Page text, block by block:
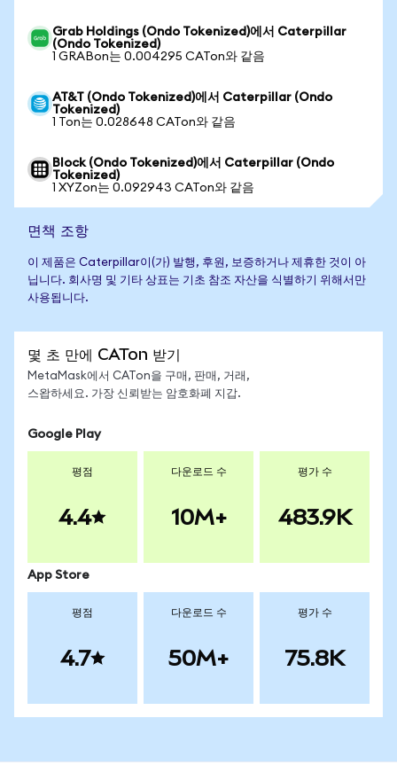
Grab Holdings (Ondo Tokenized)에서 Caterpillar
(Ondo Tokenized)
1 GRABon는 0.004295 CATon와 같음
AT&T (Ondo Tokenized)에서 Caterpillar (Ondo
Tokenized)
1 Ton는 0.028648 CATon와 같음
Block (Ondo Tokenized)에서 Caterpillar (Ondo
Tokenized)
1 XYZon는 0.092943 CATon와 같음
면책 조항
이 제품은 Caterpillar이(가) 발행, 후원, 보증하거나 제휴한 것이 아
닙니다. 회사명 및 기타 상표는 기초 참조 자산을 식별하기 위해서만
사용됩니다.
몇 초 만에 CATon 받기
MetaMask에서 CATon을 구매, 판매, 거래,
스왑하세요. 가장 신뢰받는 암호화폐 지갑.
Google Play
평점
4.4
다운로드 수
10M+
평가 수
483.9K
App Store
평점
4.7
다운로드 수
50M+
평가 수
75.8K